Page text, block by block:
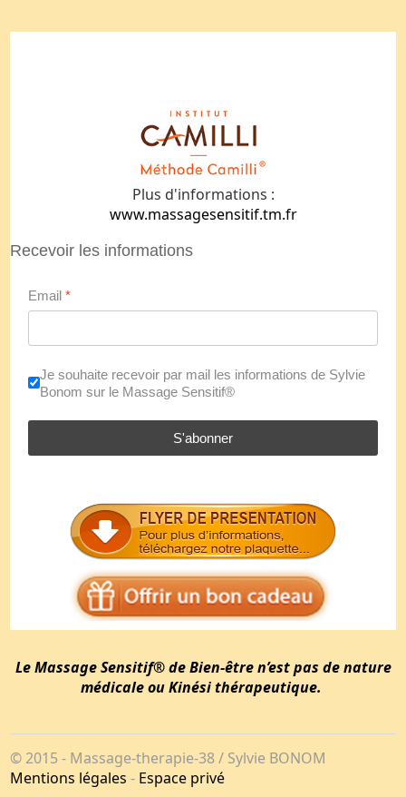
Plus d'informations :
www.massagesensitif.tm.fr
Recevoir les informations
Email*
Je souhaite recevoir par mail les informations de Sylvie
Bonom sur le Massage Sensitif®
S'abonner
Le Massage Sensitif® de Bien-être n’est pas de nature
médicale ou Kinési thérapeutique.
© 2015 - Massage-therapie-38 / Sylvie BONOM
Mentions légales - Espace privé